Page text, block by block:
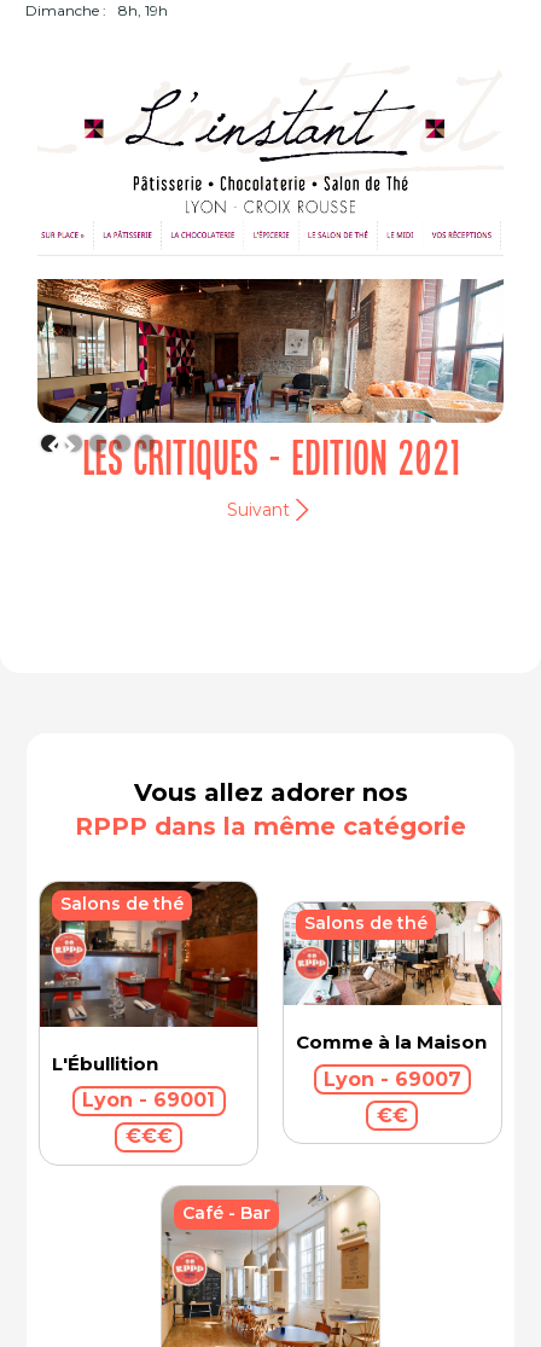
Dimanche :
8h, 19h
LES CRITIQUES - EDITION 2021
Suivant
Vous allez adorer nos
RPPP dans la même catégorie
L'Ébullition
Lyon - 69001
€€€
Salons de thé
Comme à la Maison
Lyon - 69007
€€
Salons de thé
Café - Bar